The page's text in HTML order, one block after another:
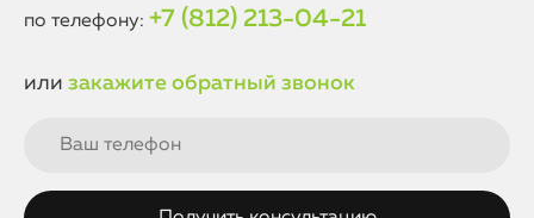
по телефону: +7 (812) 213-04-21
или закажите обратный звонок